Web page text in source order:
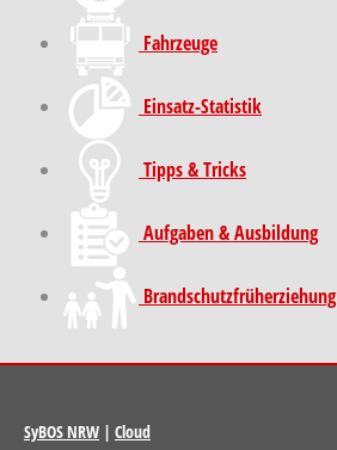
Fahrzeuge
Einsatz-Statistik
Tipps & Tricks
Aufgaben & Ausbildung
Brand­schutz­früh­erziehung
SyBOS NRW | Cloud